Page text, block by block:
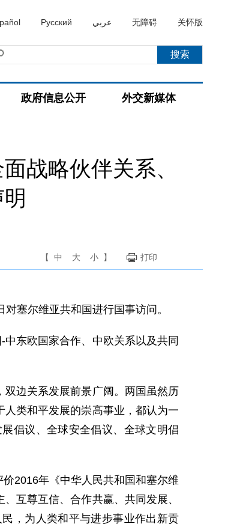
Русский عربي 无障碍 关怀版
政府信息公开 外交新媒体
战略伙伴关系、
【 中 大 小 】 打印
塞尔维亚共和国进行国事访问。
东欧国家合作、中欧关系以及共同
边关系发展前景广阔。两国虽然历
类和平发展的崇高事业，都认为一
倡议、全球安全倡议、全球文明倡
2016年《中华人民共和国和塞尔维
互尊互信、合作共赢、共同发展、
，为人类和平与进步事业作出新贡